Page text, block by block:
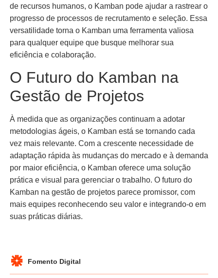
de recursos humanos, o Kamban pode ajudar a rastrear o
progresso de processos de recrutamento e seleção. Essa
versatilidade torna o Kamban uma ferramenta valiosa
para qualquer equipe que busque melhorar sua
eficiência e colaboração.
O Futuro do Kamban na
Gestão de Projetos
À medida que as organizações continuam a adotar
metodologias ágeis, o Kamban está se tornando cada
vez mais relevante. Com a crescente necessidade de
adaptação rápida às mudanças do mercado e à demanda
por maior eficiência, o Kamban oferece uma solução
prática e visual para gerenciar o trabalho. O futuro do
Kamban na gestão de projetos parece promissor, com
mais equipes reconhecendo seu valor e integrando-o em
suas práticas diárias.
Fomento Digital